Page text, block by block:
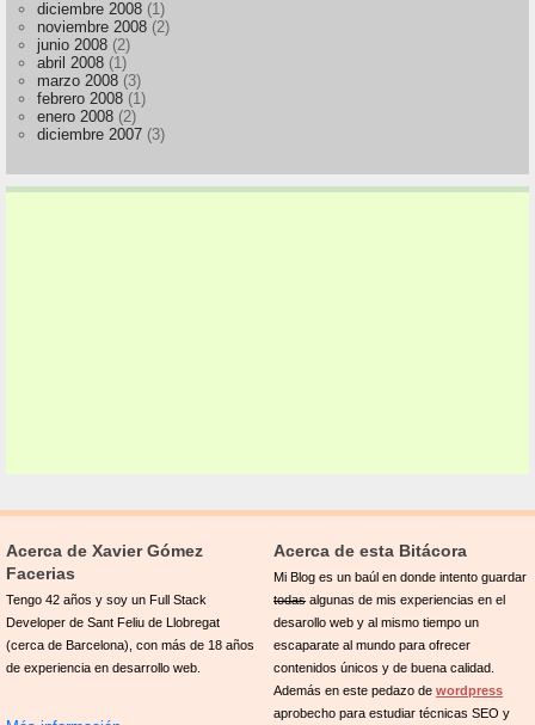
diciembre 2008 (1)
noviembre 2008 (2)
junio 2008 (2)
abril 2008 (1)
marzo 2008 (3)
febrero 2008 (1)
enero 2008 (2)
diciembre 2007 (3)
Acerca de Xavier Gómez
Facerias
Tengo 42 años y soy un Full Stack
Developer de Sant Feliu de Llobregat
(cerca de Barcelona), con más de 18 años
de experiencia en desarrollo web.
Acerca de esta Bitácora
Mi Blog es un baúl en donde intento guardar
todasalgunas de mis experiencias en el
desarollo web y al mismo tiempo un
escaparate al mundo para ofrecer
contenidos únicos y de buena calidad.
Además en este pedazo dewordpress
aprobecho para estudiar técnicas SEO y